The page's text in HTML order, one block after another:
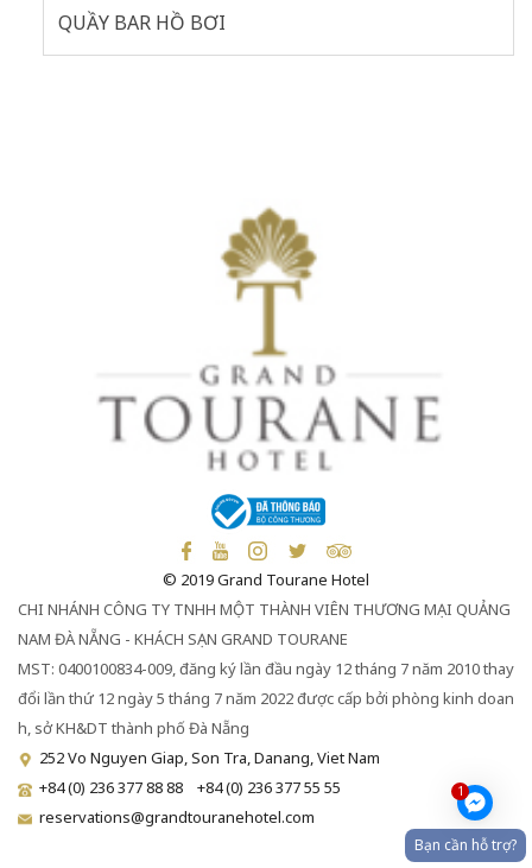
QUẦY BAR HỒ BƠI
© 2019 Grand Tourane Hotel
CHI NHÁNH CÔNG TY TNHH MỘT THÀNH VIÊN THƯƠNG MẠI QUẢNG
NAM ĐÀ NẴNG - KHÁCH SẠN GRAND TOURANE
MST: 0400100834-009, đăng ký lần đầu ngày 12 tháng 7 năm 2010 thay
đổi lần thứ 12 ngày 5 tháng 7 năm 2022 được cấp bởi phòng kinh doan
h, sở KH&DT thành phố Đà Nẵng
252 Vo Nguyen Giap, Son Tra, Danang, Viet Nam
+84 (0) 236 377 88 88
+84 (0) 236 377 55 55
reservations@grandtouranehotel.com
1
Bạn cần hỗ trợ?